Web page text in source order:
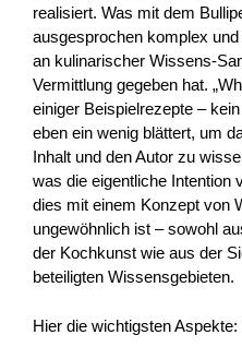
realisiert. Was mit dem
ausgesprochen komplex
an kulinarischer Wissens-
Vermittlung gegeben hat.
einiger Beispielrezepte –
eben ein wenig blättert, um
Inhalt und den Autor zu
was die eigentliche Intention
dies mit einem Konzept von
ungewöhnlich ist – sowohl
der Kochkunst wie aus der
beteiligten Wissensgebieten.
Hier die wichtigsten Aspekte: